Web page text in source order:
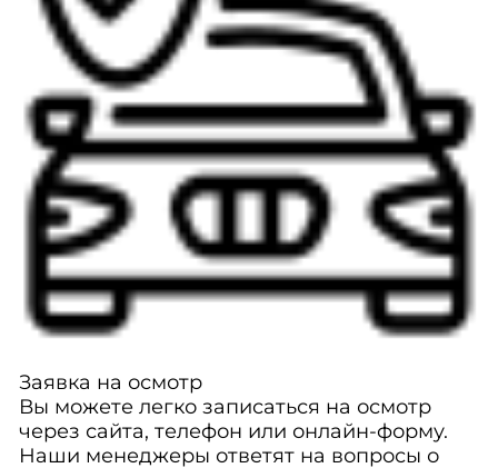
Заявка на осмотр
Вы можете легко записаться на осмотр
через сайта, телефон или онлайн-форму.
Наши менеджеры ответят на вопросы о